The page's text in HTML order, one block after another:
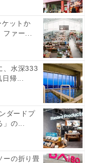
ケットか
ァー...
、水深333
帰...
ダードプ
の...
ーの折り畳